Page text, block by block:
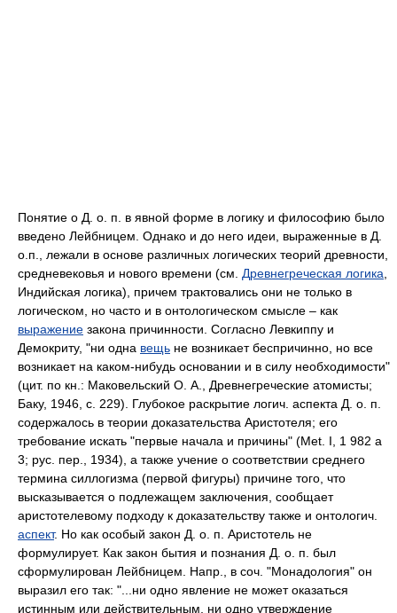
Понятие о Д. о. п. в явной форме в логику и философию было
введено Лейбницем. Однако и до него идеи, выраженные в Д.
о.п., лежали в основе различных логических теорий древности,
средневековья и нового времени (см. Древнегреческая логика
Индийская логика), причем трактовались они не только в
логическом, но часто и в онтологическом смысле – как
выражение закона причинности. Согласно Левкиппу и
Демокриту, "ни одна вещь не возникает беспричинно, но все
возникает на каком-нибудь основании и в силу необходимости"
(цит. по кн.: Maковельский О. А., Древнегреческие атомисты;
Баку, 1946, с. 229). Глубокое раскрытие логич. аспекта Д. о. п.
содержалось в теории доказательства Аристотеля; его
требование искать "первые начала и причины" (Met. I, 1 982 а
3; рус. пер., 1934), а также учение о соответствии среднего
термина силлогизма (первой фигуры) причине того, что
высказывается о подлежащем заключения, сообщает
аристотелевому подходу к доказательству также и онтологич.
аспект. Но как особый закон Д. о. п. Аристотель не
формулирует. Как закон бытия и познания Д. о. п. был
сформулирован Лейбницем. Напр., в соч. "Монадология" он
выразил его так: "...ни одно явление не может оказаться
истинным или действительным, ни одно утверждение